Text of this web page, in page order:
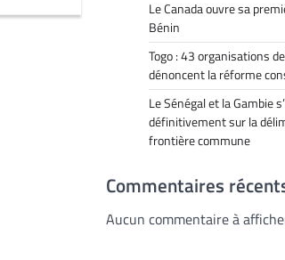
Le Canada ouvre sa
Bénin
Togo : 43 organisations
dénoncent la réforme
Le Sénégal et la Gambie
définitivement sur la
frontière commune
Commentaires
Aucun commentaire à